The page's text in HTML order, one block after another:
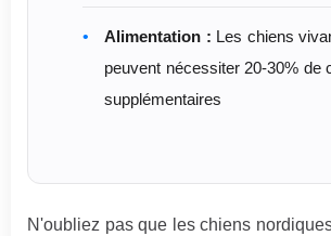
Alimentation : Les chiens
peuvent nécessiter 20-30% de
supplémentaires
N'oubliez pas que les chiens